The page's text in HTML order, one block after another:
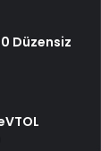
Düzensiz